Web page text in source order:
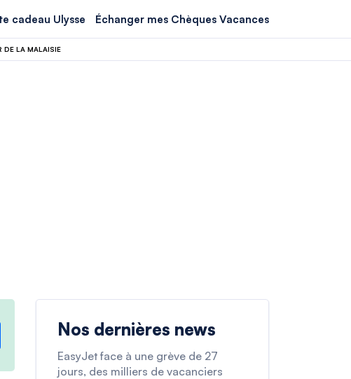
cadeau Ulysse Échanger mes Chèques Vacances
LA MALAISIE
Nos dernières news
EasyJet face à une grève de 27
jours, des milliers de vacanciers